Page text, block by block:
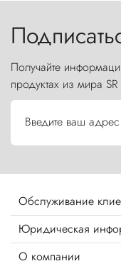
Получайте
продуктах из мира SR
Введите ваш
Обслуживание
Юридическая
О компании